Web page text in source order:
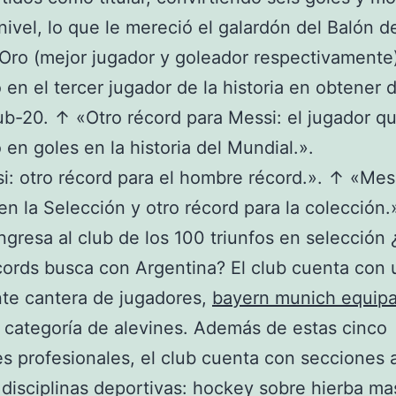
lo que le mereció el galardón del Balón
(mejor jugador y goleador
el tercer jugador de la historia en obtener
20. ↑ «Otro récord para Messi: el jugador
goles en la historia del Mundial.».
otro récord para el hombre récord.». ↑
la Selección y otro récord para la
al club de los 100 triunfos en selección
busca con Argentina? El club cuenta con
cantera de jugadores, bayern munich
de alevines. Además de estas cinco
profesionales, el club cuenta con secciones
deportivas: hockey sobre hierba